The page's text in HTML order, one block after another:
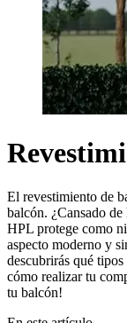
El revestimiento de
balcón. ¿Cansado
HPL protege como
aspecto moderno y
descubrirás qué
cómo realizar tu
tu balcón!